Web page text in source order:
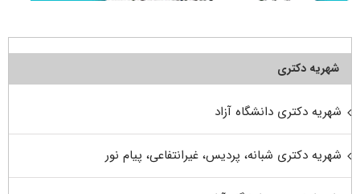
شهریه دکتری
شهریه دکتری دانشگاه آزاد
شهریه دکتری شبانه، پردیس، غیرانتفاعی، پیام نور